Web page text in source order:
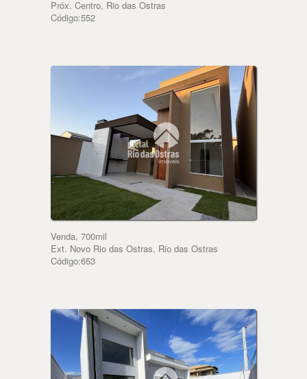
Próx. Centro, Rio das Ostras
Código:552
Venda, 700mil
Ext. Novo Rio das Ostras, Rio das Ostras
Código:653